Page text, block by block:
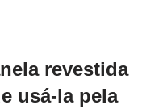
revestida
usá-la pela